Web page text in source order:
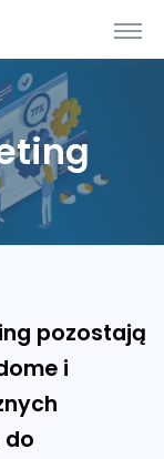
pozostają
i
do